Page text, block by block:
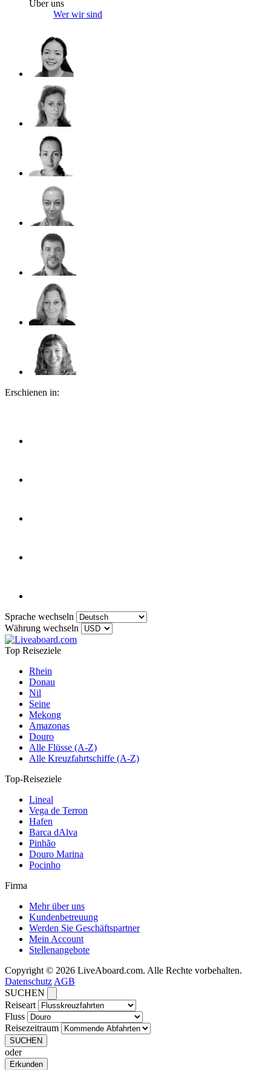
Über uns
Wer wir sind
Erschienen in:
Sprache wechseln
Währung wechseln
Top Reiseziele
Rhein
Donau
Nil
Seine
Mekong
Amazonas
Douro
Alle Flüsse (A-Z)
Alle Kreuzfahrtschiffe (A-Z)
Top-Reiseziele
Lineal
Vega de Terron
Hafen
Barca dAlva
Pinhão
Douro Marina
Pocinho
Firma
Mehr über uns
Kundenbetreuung
Werden Sie Geschäftspartner
Mein Account
Stellenangebote
Copyright © 2026 LiveAboard.com. Alle Rechte vorbehalten.
Datenschutz AGB
SUCHEN
Reiseart
Fluss
Reisezeitraum
SUCHEN
oder
Erkunden